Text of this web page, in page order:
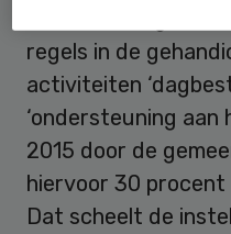
regels in de
activiteiten
‘ondersteuning aan
2015 door de
hiervoor 30 procent
Dat scheelt de